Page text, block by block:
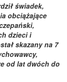
świadek,
obciążające
dzieci i
skazany na 7
od lat dwóch do